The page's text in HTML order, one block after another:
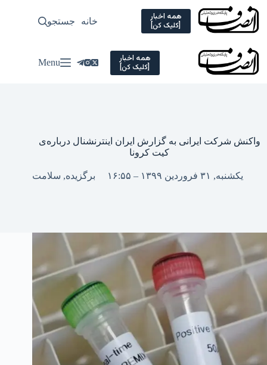
Skip
content
همه اخبار
[کلیک کن] خانه سیاسی
جستجو
همه اخبار
[کلیک کن] Menu
واکنش شرکت ایرانی به گزارش ایران اینترنشنال درباره‌ی
کیت کرونا
یکشنبه, ۳۱ فروردین ۱۳۹۹ – ۱۶:۵۵ برگزیده, سلامت